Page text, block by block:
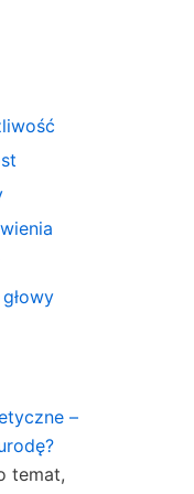
–
temat,